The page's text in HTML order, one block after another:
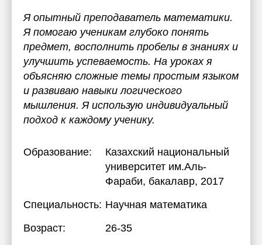
Я опытный преподаватель математики.
Я помогаю ученикам глубоко понять
предмет, восполнить пробелы в знаниях и
улучшить успеваемость. На уроках я
объясняю сложные темы простым языком
и развиваю навыки логического
мышления. Я использую индивидуальный
подход к каждому ученику.
Образование:
Казахский национальный
университет им.Аль-
Фараби, бакалавр, 2017
Специальность: Научная математика
Возраст:
26-35